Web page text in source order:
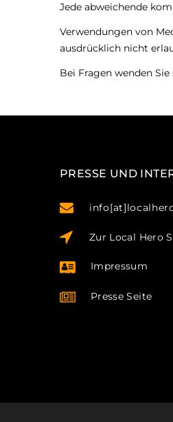
Jede abweichende
Verwendungen von
ausdrücklich nicht
Bei Fragen wenden
PRESSE UND
Zur Local Hero
Impressum
Presse Seite